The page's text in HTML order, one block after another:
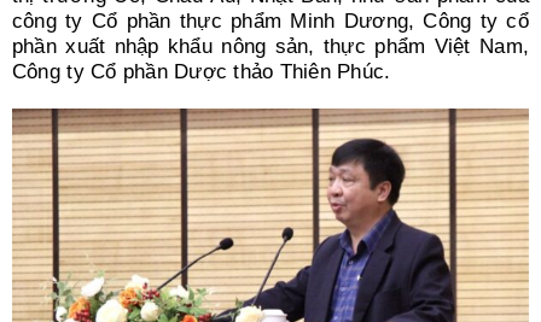
công ty Cổ phần thực phẩm Minh Dương, Công ty cổ
phần xuất nhập khẩu nông sản, thực phẩm Việt Nam,
Công ty Cổ phần Dược thảo Thiên Phúc.